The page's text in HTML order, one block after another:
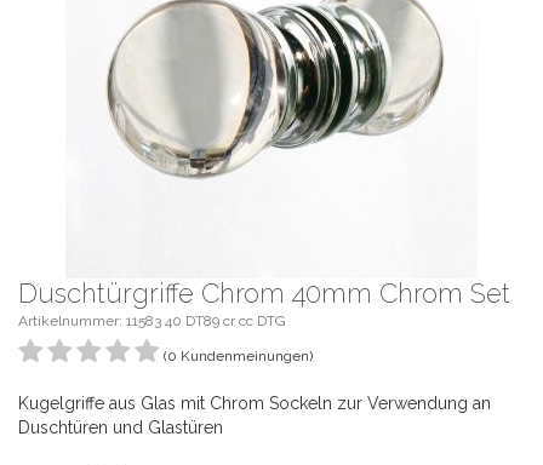
Duschtürgriffe Chrom 40mm Chrom Set
Artikelnummer: 11583 40 DT89 cr cc DTG
(0 Kundenmeinungen)
Kugelgriffe aus Glas mit Chrom Sockeln zur Verwendung an
Duschtüren und Glastüren